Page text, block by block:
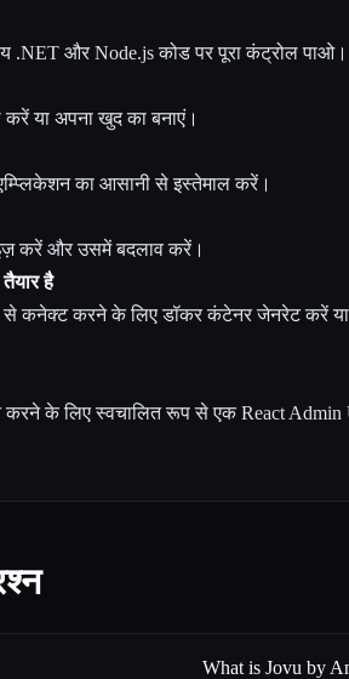
.NET और Node.js कोड पर पूरा कंट्रोल पाओ।
करें या अपना खुद का बनाएं।
एम्प्लिकेशन का आसानी से इस्तेमाल करें।
करें और उसमें बदलाव करें।
है
से कनेक्ट करने के लिए डॉकर कंटेनर जेनरेट करें या
करने के लिए स्वचालित रूप से एक React
What is Jovu by